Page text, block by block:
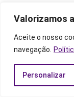
Valorizamos
Aceite o nosso
navegação.
Personalizar
Touro é o signo
de elemento
A natureza
Touro traz à